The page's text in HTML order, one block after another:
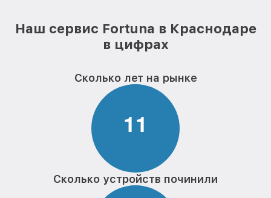
Наш сервис Fortuna в Краснодаре
в цифрах
Сколько лет на рынке
11
Сколько устройств починили